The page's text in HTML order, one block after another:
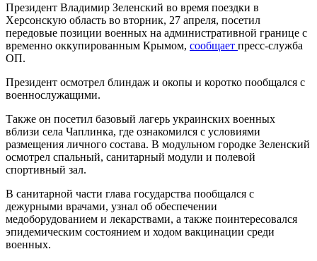
Президент Владимир Зеленский во время поездки в
Херсонскую область во вторник, 27 апреля, посетил
передовые позиции военных на административной границе с
временно оккупированным Крымом, сообщает пресс-служба
ОП.
Президент осмотрел блиндаж и окопы и коротко пообщался с
военнослужащими.
Также он посетил базовый лагерь украинских военных
вблизи села Чаплинка, где ознакомился с условиями
размещения личного состава. В модульном городке Зеленский
осмотрел спальный, санитарный модули и полевой
спортивный зал.
В санитарной части глава государства пообщался с
дежурными врачами, узнал об обеспечении
медоборудованием и лекарствами, а также поинтересовался
эпидемическим состоянием и ходом вакцинации среди
военных.